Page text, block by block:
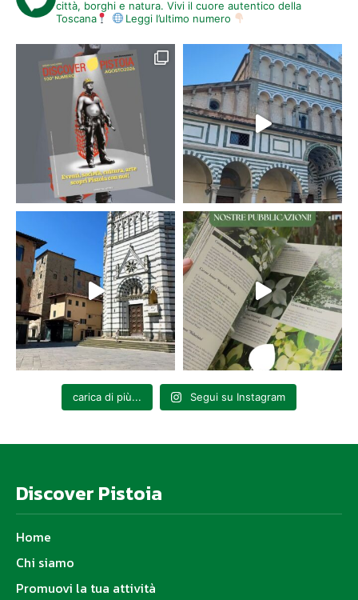
città, borghi e natura. Vivi il cuore autentico della
Toscana
Leggi l’ultimo numero
carica di più... Segui su Instagram
Discover Pistoia
Home
Chi siamo
Promuovi la tua attività